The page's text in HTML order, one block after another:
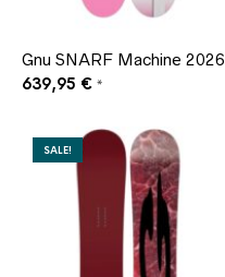
Gnu SNARF Machine 2026
639,95 € *
SALE!